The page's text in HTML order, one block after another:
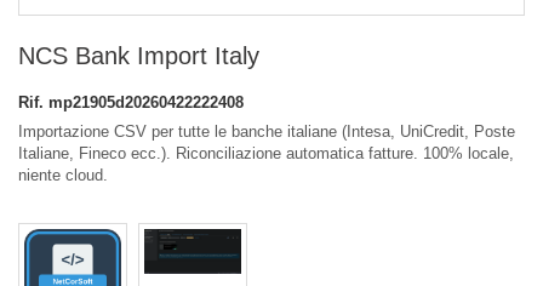
NCS Bank Import Italy
Rif. mp21905d20260422222408
Importazione CSV per tutte le banche italiane (Intesa, UniCredit, Poste
Italiane, Fineco ecc.). Riconciliazione automatica fatture. 100% locale,
niente cloud.